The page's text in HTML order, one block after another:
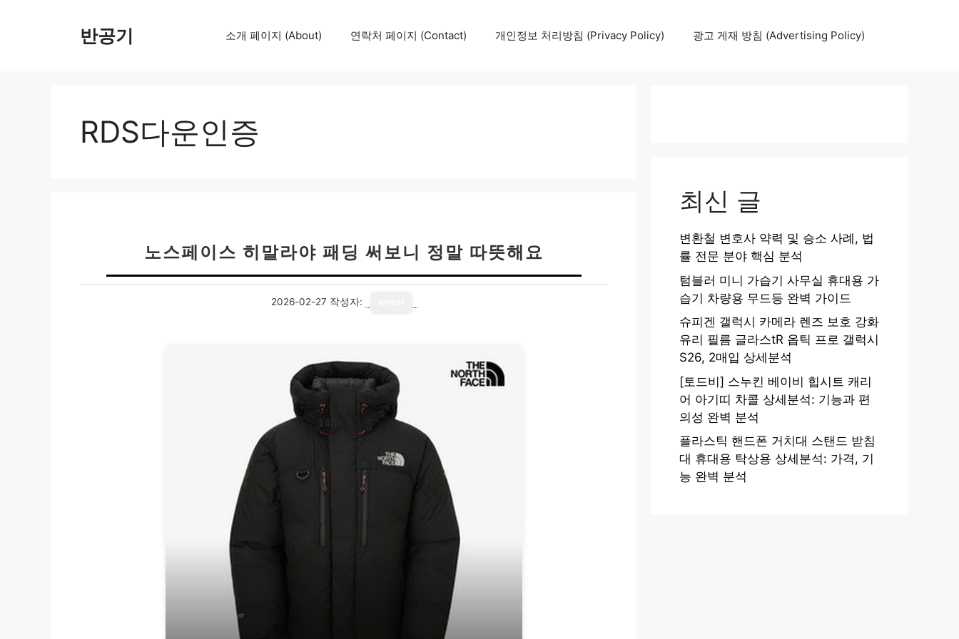
반공기 소개 페이지 (About) 연락처 페이지 (Contact) 개인정보 처리방침 (Privacy Policy) 광고 게재 방침 (Advertising Policy)
RDS다운인증
노스페이스 히말라야 패딩 써보니 정말 따뜻해요
2026-02-27 작성자:
최신 글
변환철 변호사 약력 및 승소 사례, 법
률 전문 분야 핵심 분석
텀블러 미니 가습기 사무실 휴대용 가
습기 차량용 무드등 완벽 가이드
슈피겐 갤럭시 카메라 렌즈 보호 강화
유리 필름 글라스tR 옵틱 프로 갤럭시
S26, 2매입 상세분석
[토드비] 스누킨 베이비 힙시트 캐리
어 아기띠 차콜 상세분석: 기능과 편
의성 완벽 분석
플라스틱 핸드폰 거치대 스탠드 받침
대 휴대용 탁상용 상세분석: 가격, 기
능 완벽 분석